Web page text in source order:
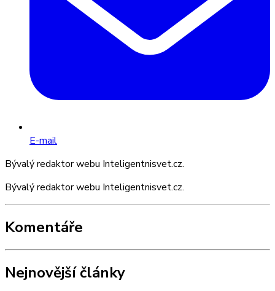
E-mail
Bývalý redaktor webu Inteligentnisvet.cz.
Bývalý redaktor webu Inteligentnisvet.cz.
Komentáře
Nejnovější články